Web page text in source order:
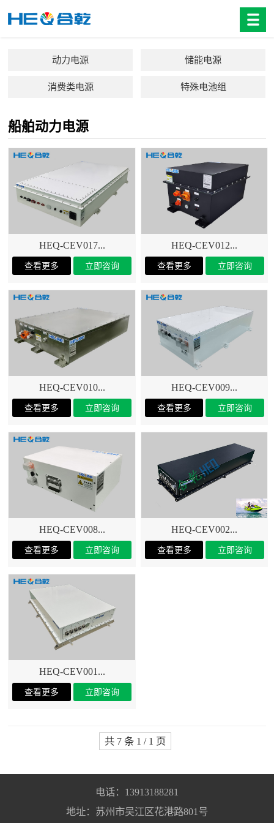
动力电源 储能电源
消费类电源 特殊电池组
船舶动力电源
HEQ-CEV017... HEQ-CEV012...
HEQ-CEV010... HEQ-CEV009...
HEQ-CEV008... HEQ-CEV002...
HEQ-CEV001...
共 7 条 1 / 1 页
电话：13913188281
地址：苏州市吴江区花港路801号